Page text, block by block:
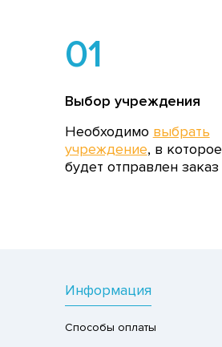
01
Выбор учреждения
Необходимо выбрать
учреждение, в которое
будет отправлен заказ
Информация
Способы оплаты